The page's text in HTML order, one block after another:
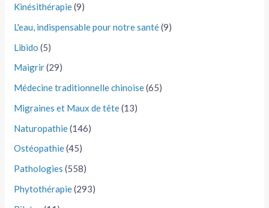
Kinésithérapie(9)
L'eau, indispensable pour notre santé(9)
Libido (5)
Maigrir(29)
Médecine traditionnelle chinoise(65)
Migraines et Maux de tête(13)
Naturopathie(146)
Ostéopathie(45)
Pathologies (558)
Phytothérapie(293)